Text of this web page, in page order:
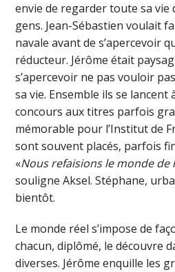
envie de regarder toute sa vie
gens. Jean-Sébastien voulait
navale avant de s’apercevoir
réducteur. Jérôme était
s’apercevoir ne pas vouloir
sa vie. Ensemble ils se lancent
concours aux titres parfois
mémorable pour l’Institut de
sont souvent placés, parfois
«Nous refaisions le monde de
souligne Aksel. Stéphane,
bientôt.
Le monde réel s’impose de
chacun, diplômé, le découvre
diverses. Jérôme enquille les